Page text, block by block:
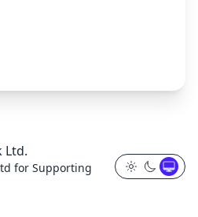
Ltd.
for Supporting